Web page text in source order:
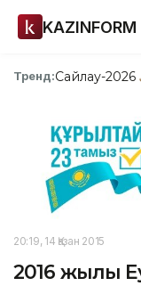
KAZINFORM
Тренд:Сайлау-2026
20:19, 14 Қазан 2015
2016 жылы